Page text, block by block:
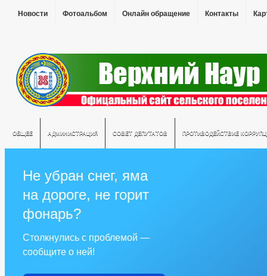
Новости Фотоальбом Онлайн обращение Контакты
ОБЩЕЕ АДМИНИСТРАЦИЯ СОВЕТ ДЕПУТАТОВ ПРОТИВОДЕЙСТВИЕ
Не убран снег, яма
на дороге, не горит
фонарь?
Столкнулись с проблемой —
сообщите о ней!